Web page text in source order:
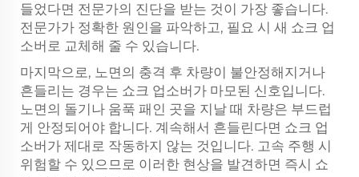
들었다면 전문가의 진단을 받는 것이 가장 좋습니다.
전문가가 정확한 원인을 파악하고, 필요 시 새 쇼크 업
소버로 교체해 줄 수 있습니다.
마지막으로, 노면의 충격 후 차량이 불안정해지거나
흔들리는 경우는 쇼크 업소버가 마모된 신호입니다.
노면의 돌기나 움푹 패인 곳을 지날 때 차량은 부드럽
게 안정되어야 합니다. 계속해서 흔들린다면 쇼크 업
소버가 제대로 작동하지 않는 것입니다. 고속 주행 시
위험할 수 있으므로 이러한 현상을 발견하면 즉시 쇼